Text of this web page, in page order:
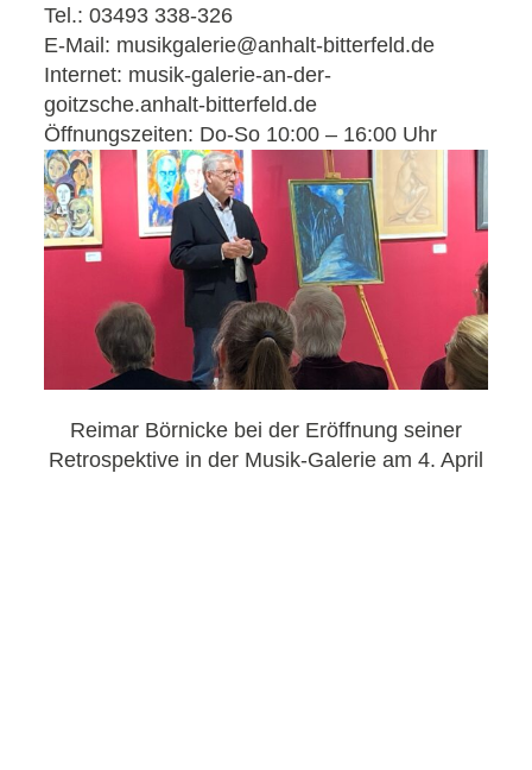
Reimar Börnicke bei der Eröffnung seiner
Retrospektive in der Musik-Galerie am 4. April
Tel.: 03493 338-326
E-Mail: musikgalerie@anhalt-bitterfeld.de
Internet: musik-galerie-an-der-
goitzsche.anhalt-bitterfeld.de
Öffnungszeiten: Do-So 10:00 – 16:00 Uhr